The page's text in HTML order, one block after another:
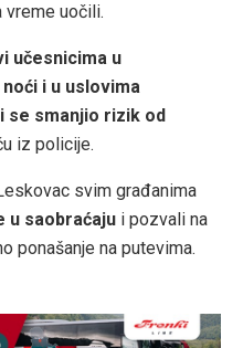
vreme uočili.
učesnicima u
i u uslovima
se smanjio rizik od
iz policije.
svim građanima
u saobraćaju i pozvali na
ponašanje na putevima.